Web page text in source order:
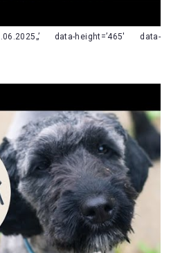
data-height=’465′ data-